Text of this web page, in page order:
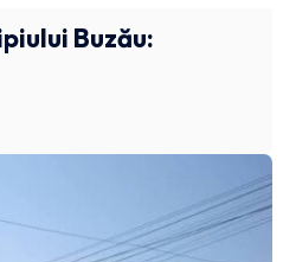
Buzău: